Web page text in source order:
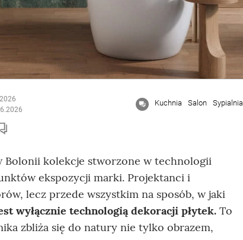
Kuchnia Salon Sypialnia
Bolonii kolekcje stworzone w technologii
ekspozycji marki. Projektanci i
lecz przede wszystkim na sposób, w jaki
wyłącznie technologią dekoracji płytek. To
zbliża się do natury nie tylko obrazem,